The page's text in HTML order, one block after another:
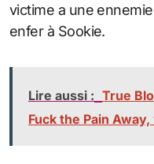
victime a une
enfer à Sookie.
Lire aussi : True
Fuck the Pain